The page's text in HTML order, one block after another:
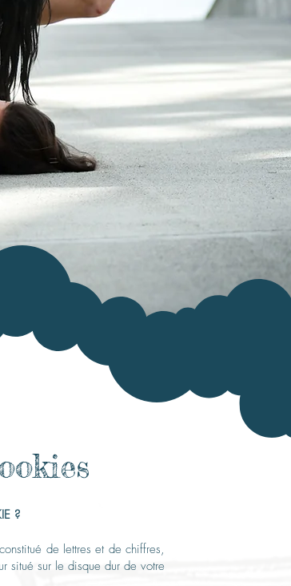
?
de lettres et de chiffres,
situé sur le disque dur de votre